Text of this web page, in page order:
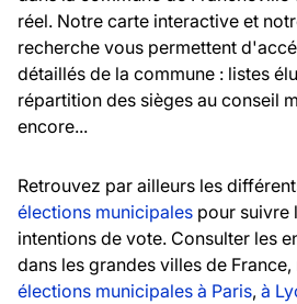
réel. Notre carte interactive et
recherche vous permettent
détaillés de la commune : listes
répartition des sièges au conseil
encore...
Retrouvez par ailleurs les
élections municipales pour suivre
intentions de vote. Consulter les
dans les grandes villes de
élections municipales à Paris, à